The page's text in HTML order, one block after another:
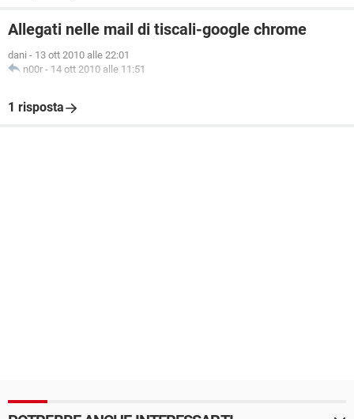
Allegati nelle mail di tiscali-google chrome
dani - 13 ott 2010 alle 22:01
n00r - 14 ott 2010 alle 11:51
1 risposta